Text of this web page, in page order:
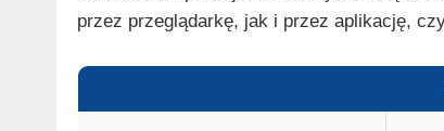
przez przeglądarkę, jak i przez aplikację,